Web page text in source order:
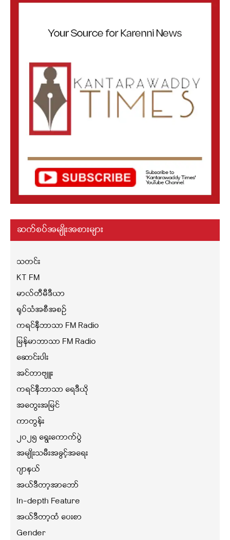
ဆက်စပ်အမျိုးအစားများ
သတင်း
KT FM
မာလ်တီမီဒီယာ
ရုပ်သံအစီအစဉ်
ကရင်နီဘာသာ FM Radio
မြန်မာဘာသာ FM Radio
ဆောင်းပါး
အင်တာဗျူး
ကရင်နီဘာသာ ရေဒီယို
အတွေးအမြင်
ကာတွန်း
၂၀၂၅ ရွေးကောက်ပွဲ
အမျိုးသမီးအခွင့်အရေး
ဂျာနယ်
အယ်ဒီတာ့အာဘော်
In-depth Feature
အယ်ဒီတာ့ထံ ပေးစာ
Gender